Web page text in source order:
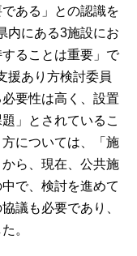
ある」との認識を
内にある3施設にお
ることは重要」で
援あり方検討委員
要性は高く、設置
」とされているこ
については、「施
ら、現在、公共施
で、検討を進めて
議も必要であり、
。